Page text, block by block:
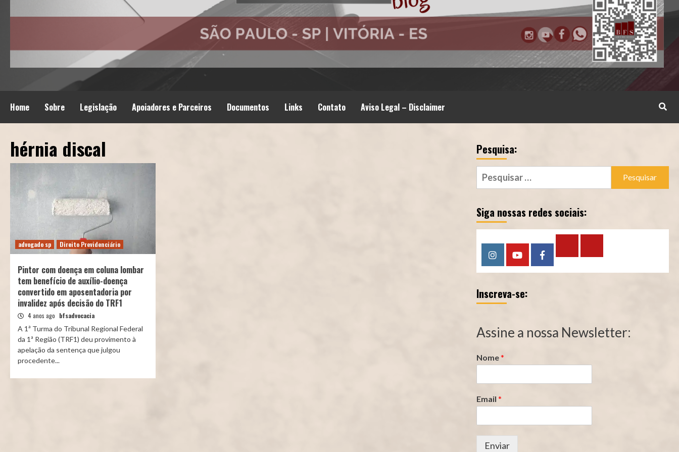
Home Sobre Legislação Apoiadores e Parceiros Documentos Links Contato Aviso Legal – Disclaimer
hérnia discal
advogado sp Direito Previdenciário
Pintor com doença em coluna lombar
tem benefício de auxílio-doença
convertido em aposentadoria por
invalidez após decisão do TRF1
4 anos ago bfsadvocacia
A 1ª Turma do Tribunal Regional Federal
da 1ª Região (TRF1) deu provimento à
apelação da sentença que julgou
procedente...
Pesquisa:
Pesquisar
por:
Siga nossas redes sociais:
InstagramYouTubeFacebook
Inscreva-se:
Assine a nossa Newsletter:
Nome*
Email *
Enviar